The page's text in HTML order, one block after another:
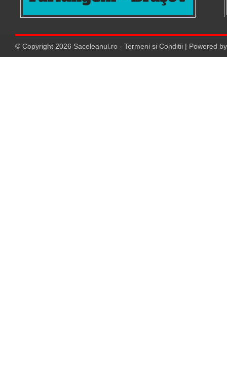
© Copyright 2026 Saceleanul.ro - Termeni si Conditii | Powered